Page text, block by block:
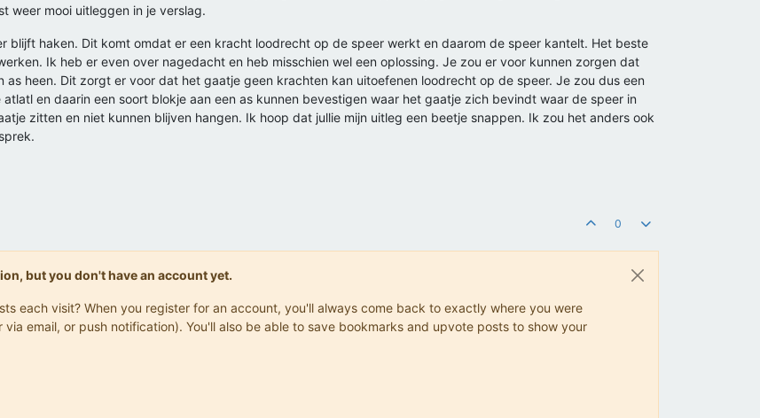
weer mooi uitleggen in je verslag.
blijft haken. Dit komt omdat er een kracht loodrecht op de speer werkt en daarom de speer kantelt. Het beste
Ik heb er even over nagedacht en heb misschien wel een oplossing. Je zou er voor kunnen zorgen dat
as heen. Dit zorgt er voor dat het gaatje geen krachten kan uitoefenen loodrecht op de speer. Je zou dus een
en daarin een soort blokje aan een as kunnen bevestigen waar het gaatje zich bevindt waar de speer in
zitten en niet kunnen blijven hangen. Ik hoop dat jullie mijn uitleg een beetje snappen. Ik zou het anders ook
0
but you don't have an account yet.
each visit? When you register for an account, you'll always come back to exactly where you were
email, or push notification). You'll also be able to save bookmarks and upvote posts to show your